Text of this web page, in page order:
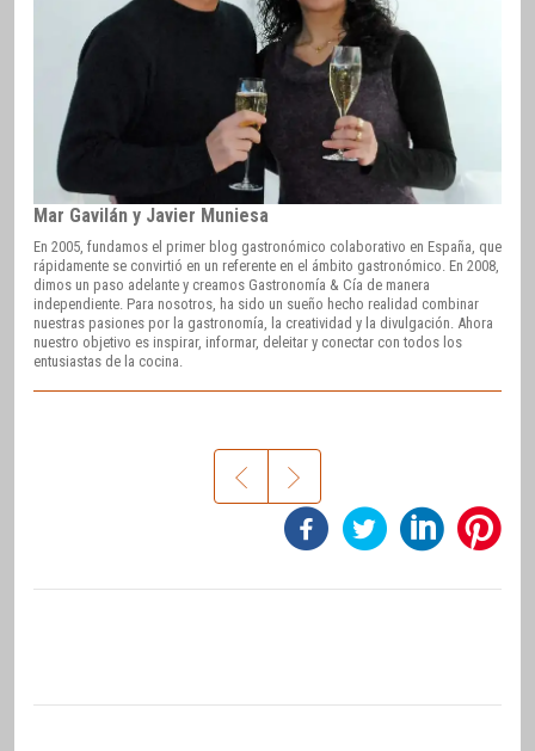
Mar Gavilán y Javier Muniesa
En 2005, fundamos el primer blog gastronómico colaborativo en España, que
rápidamente se convirtió en un referente en el ámbito gastronómico. En 2008,
dimos un paso adelante y creamos Gastronomía & Cía de manera
independiente. Para nosotros, ha sido un sueño hecho realidad combinar
nuestras pasiones por la gastronomía, la creatividad y la divulgación. Ahora
nuestro objetivo es inspirar, informar, deleitar y conectar con todos los
entusiastas de la cocina.